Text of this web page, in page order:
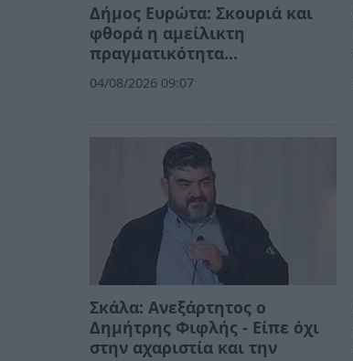
Δήμος Ευρώτα: Σκουριά και
φθορά η αμείλικτη
πραγματικότητα…
04/08/2026 09:07
Σκάλα: Ανεξάρτητος ο
Δημήτρης Φιφλής - Είπε όχι
στην αχαριστία και την